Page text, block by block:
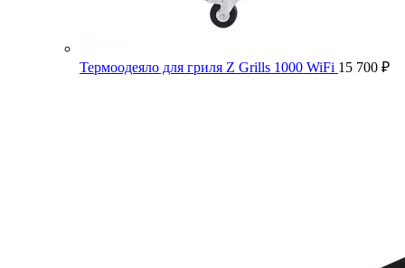
Термоодеяло для гриля Z Grills 1000 WiFi 15 700 ₽